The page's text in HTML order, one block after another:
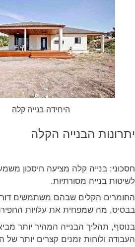
היחידה בנייה קלה
יתרונות הבנייה הקלה
חסכוני: בנייה קלה מציעה חיסכון
לשיטות בנייה מסורתיות.
החומרים הקלים שבהם משתמשים
בבסיס, מה שמפחית את עלויות
בנוסף, תהליך הבנייה המהיר יותר
העבודה ולוחות זמנים קצרים יותר של